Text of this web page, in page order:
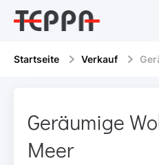
Startseite Verkauf
Geräumige
Meer